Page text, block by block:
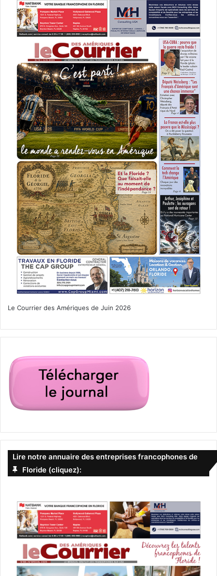
Le Courrier des Amériques de Juin 2026
Lire notre annuaire des entreprises francophones de
Floride (cliquez):